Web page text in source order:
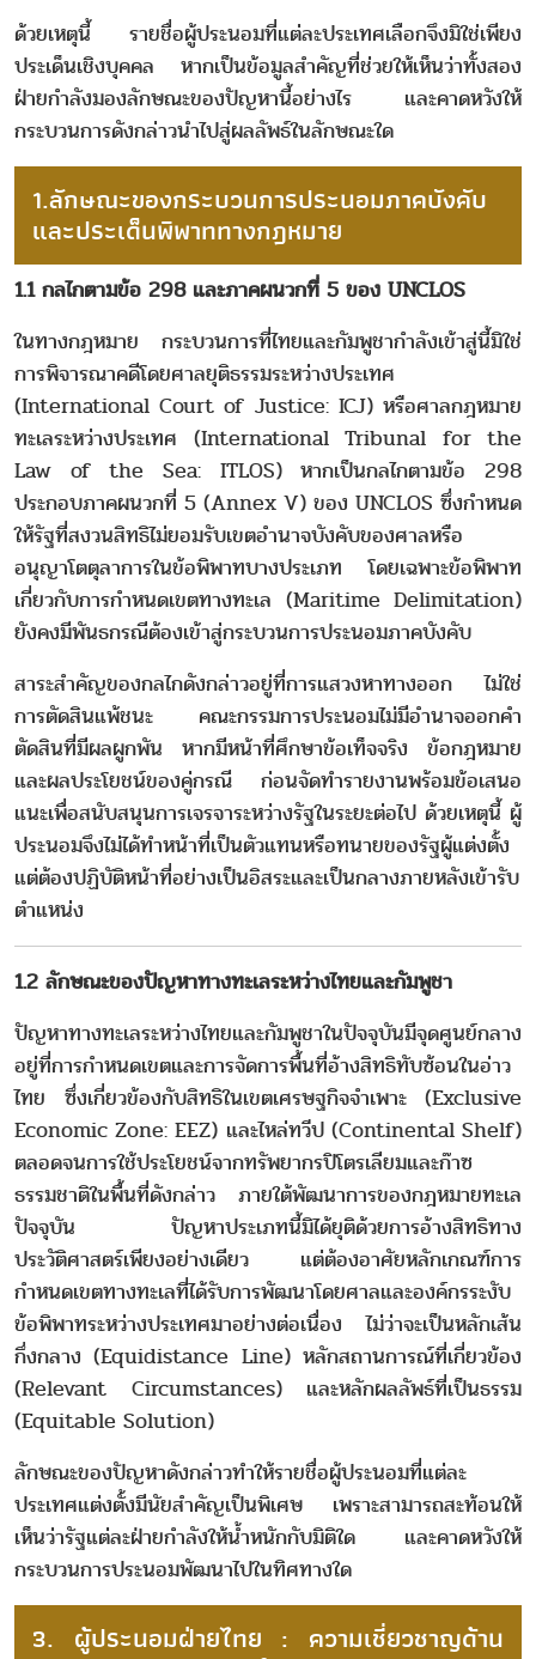
ด้วยเหตุนี้ รายชื่อผู้ประนอมที่แต่ละประเทศเลือกจึงมิใช่เพียง
ประเด็นเชิงบุคคล หากเป็นข้อมูลสำคัญที่ช่วยให้เห็นว่าทั้งสอง
ฝ่ายกำลังมองลักษณะของปัญหานี้อย่างไร และคาดหวังให้
กระบวนการดังกล่าวนำไปสู่ผลลัพธ์ในลักษณะใด
1.ลักษณะของกระบวนการประนอมภาคบังคับ
และประเด็นพิพาททางกฎหมาย
1.1 กลไกตามข้อ 298 และภาคผนวกที่ 5 ของ UNCLOS
ในทางกฎหมาย กระบวนการที่ไทยและกัมพูชากำลังเข้าสู่นี้มิใช่
การพิจารณาคดีโดยศาลยุติธรรมระหว่างประเทศ
(International Court of Justice: ICJ) หรือศาลกฎหมาย
ทะเลระหว่างประเทศ (International Tribunal for the
Law of the Sea: ITLOS) หากเป็นกลไกตามข้อ 298
ประกอบภาคผนวกที่ 5 (Annex V) ของ UNCLOS ซึ่งกำหนด
ให้รัฐที่สงวนสิทธิไม่ยอมรับเขตอำนาจบังคับของศาลหรือ
อนุญาโตตุลาการในข้อพิพาทบางประเภท โดยเฉพาะข้อพิพาท
เกี่ยวกับการกำหนดเขตทางทะเล (Maritime Delimitation)
ยังคงมีพันธกรณีต้องเข้าสู่กระบวนการประนอมภาคบังคับ
สาระสำคัญของกลไกดังกล่าวอยู่ที่การแสวงหาทางออก ไม่ใช่
การตัดสินแพ้ชนะ คณะกรรมการประนอมไม่มีอำนาจออกคำ
ตัดสินที่มีผลผูกพัน หากมีหน้าที่ศึกษาข้อเท็จจริง ข้อกฎหมาย
และผลประโยชน์ของคู่กรณี ก่อนจัดทำรายงานพร้อมข้อเสนอ
แนะเพื่อสนับสนุนการเจรจาระหว่างรัฐในระยะต่อไป ด้วยเหตุนี้ ผู้
ประนอมจึงไม่ได้ทำหน้าที่เป็นตัวแทนหรือทนายของรัฐผู้แต่งตั้ง
แต่ต้องปฏิบัติหน้าที่อย่างเป็นอิสระและเป็นกลางภายหลังเข้ารับ
ตำแหน่ง
1.2 ลักษณะของปัญหาทางทะเลระหว่างไทยและกัมพูชา
ปัญหาทางทะเลระหว่างไทยและกัมพูชาในปัจจุบันมีจุดศูนย์กลาง
อยู่ที่การกำหนดเขตและการจัดการพื้นที่อ้างสิทธิทับซ้อนในอ่าว
ไทย ซึ่งเกี่ยวข้องกับสิทธิในเขตเศรษฐกิจจำเพาะ (Exclusive
Economic Zone: EEZ) และไหล่ทวีป (Continental Shelf)
ตลอดจนการใช้ประโยชน์จากทรัพยากรปิโตรเลียมและก๊าซ
ธรรมชาติในพื้นที่ดังกล่าว ภายใต้พัฒนาการของกฎหมายทะเล
ปัจจุบัน ปัญหาประเภทนี้มิได้ยุติด้วยการอ้างสิทธิทาง
ประวัติศาสตร์เพียงอย่างเดียว แต่ต้องอาศัยหลักเกณฑ์การ
กำหนดเขตทางทะเลที่ได้รับการพัฒนาโดยศาลและองค์กรระงับ
ข้อพิพาทระหว่างประเทศมาอย่างต่อเนื่อง ไม่ว่าจะเป็นหลักเส้น
กึ่งกลาง (Equidistance Line) หลักสถานการณ์ที่เกี่ยวข้อง
(Relevant Circumstances) และหลักผลลัพธ์ที่เป็นธรรม
(Equitable Solution)
ลักษณะของปัญหาดังกล่าวทำให้รายชื่อผู้ประนอมที่แต่ละ
ประเทศแต่งตั้งมีนัยสำคัญเป็นพิเศษ เพราะสามารถสะท้อนให้
เห็นว่ารัฐแต่ละฝ่ายกำลังให้น้ำหนักกับมิติใด และคาดหวังให้
กระบวนการประนอมพัฒนาไปในทิศทางใด
3. ผู้ประนอมฝ่ายไทย : ความเชี่ยวชาญด้าน